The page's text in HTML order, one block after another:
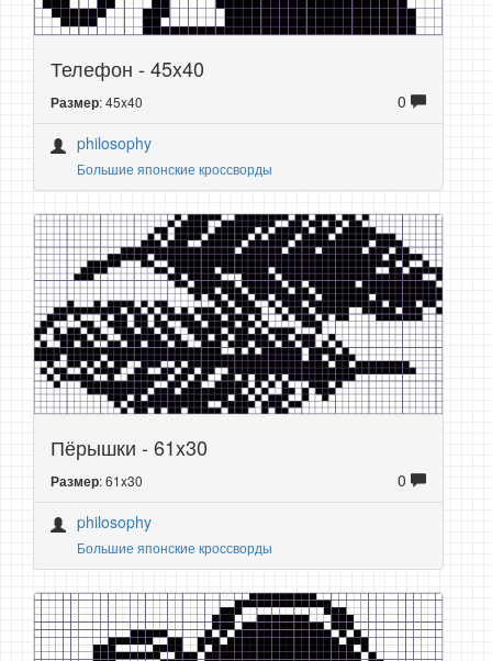
Телефон - 45x40
Размер: 45x40
0
philosophy
Большие японские кроссворды
Пёрышки - 61x30
Размер: 61x30
0
philosophy
Большие японские кроссворды